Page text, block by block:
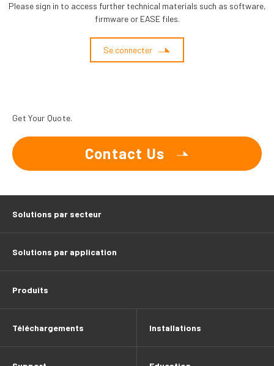
Please sign in to access further technical materials such as software,
firmware or EASE files.
Se connecter
Get Your Quote.
Contact Us
Solutions par secteur
Solutions par application
Produits
Téléchargements Installations